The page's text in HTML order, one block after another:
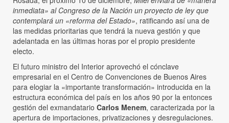
inmediata» al Congreso de la Nación un proyecto de ley que
contemplará un «reforma del Estado», ratificando así una de
las medidas prioritarias que tendrá la nueva gestión y que
adelantada en las últimas horas por el propio presidente
electo.
El futuro ministro del Interior aprovechó el cónclave
empresarial en el Centro de Convenciones de Buenos Aires
para elogiar la «importante transformación» introducida en la
estructura económica del país en los años 90 por la entonces
gestión del exmandatario Carlos Menem, caracterizada por la
apertura de importaciones, privatizaciones y desregulaciones.